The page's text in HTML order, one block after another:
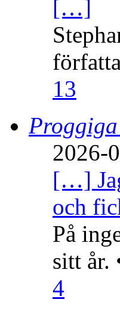
[…]
13
2026-
[…]
och
På
sitt år.
4